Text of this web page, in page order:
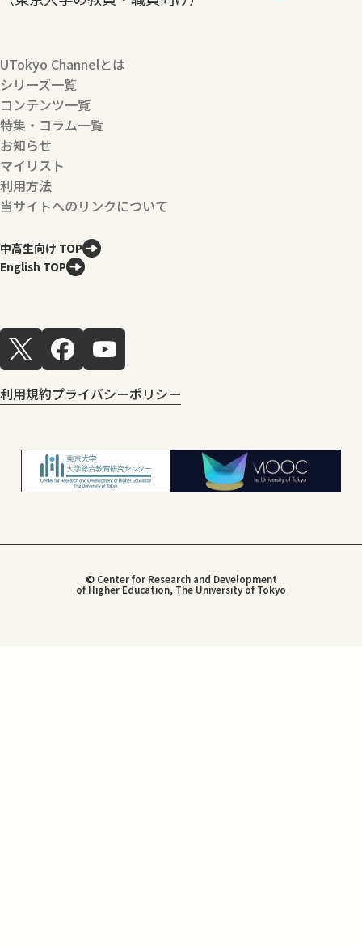
UTokyo Channelとは
シリーズ一覧
コンテンツ一覧
特集・コラム一覧
お知らせ
マイリスト
利用方法
当サイトへのリンクについて
中高生向け TOP
English TOP
利用規約プライバシーポリシー
© Center for Research and Development
of Higher Education, The University of Tokyo